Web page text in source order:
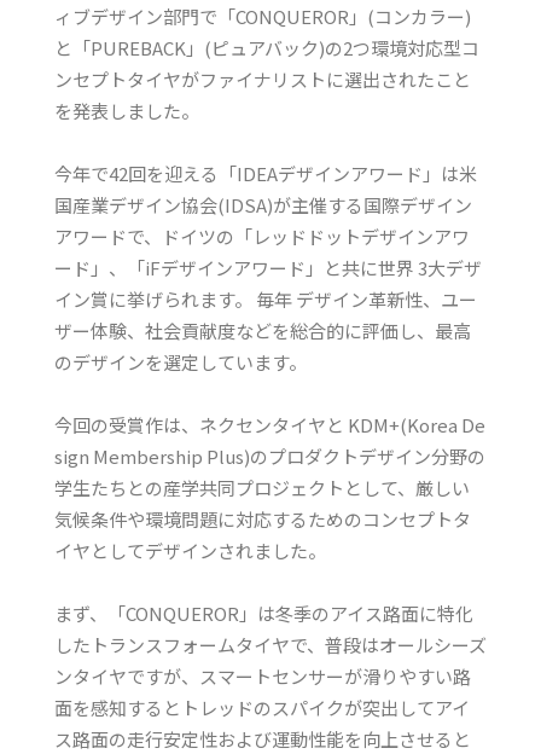
ィブデザイン部門で「CONQUEROR」(コンカラー)
と「PUREBACK」(ピュアバック)の2つ環境対応型コ
ンセプトタイヤがファイナリストに選出されたこと
を発表しました。
今年で42回を迎える「IDEAデザインアワード」は米
国産業デザイン協会(IDSA)が主催する国際デザイン
アワードで、ドイツの「レッドドットデザインアワ
ード」、「iFデザインアワード」と共に世界 3大デザ
イン賞に挙げられます。 毎年 デザイン革新性、ユー
ザー体験、社会貢献度などを総合的に評価し、最高
のデザインを選定しています。
今回の受賞作は、ネクセンタイヤと KDM+(Korea De
sign Membership Plus)のプロダクトデザイン分野の
学生たちとの産学共同プロジェクトとして、厳しい
気候条件や環境問題に対応するためのコンセプトタ
イヤとしてデザインされました。
まず、「CONQUEROR」は冬季のアイス路面に特化
したトランスフォームタイヤで、普段はオールシーズ
ンタイヤですが、スマートセンサーが滑りやすい路
面を感知するとトレッドのスパイクが突出してアイ
ス路面の走行安定性および運動性能を向上させると